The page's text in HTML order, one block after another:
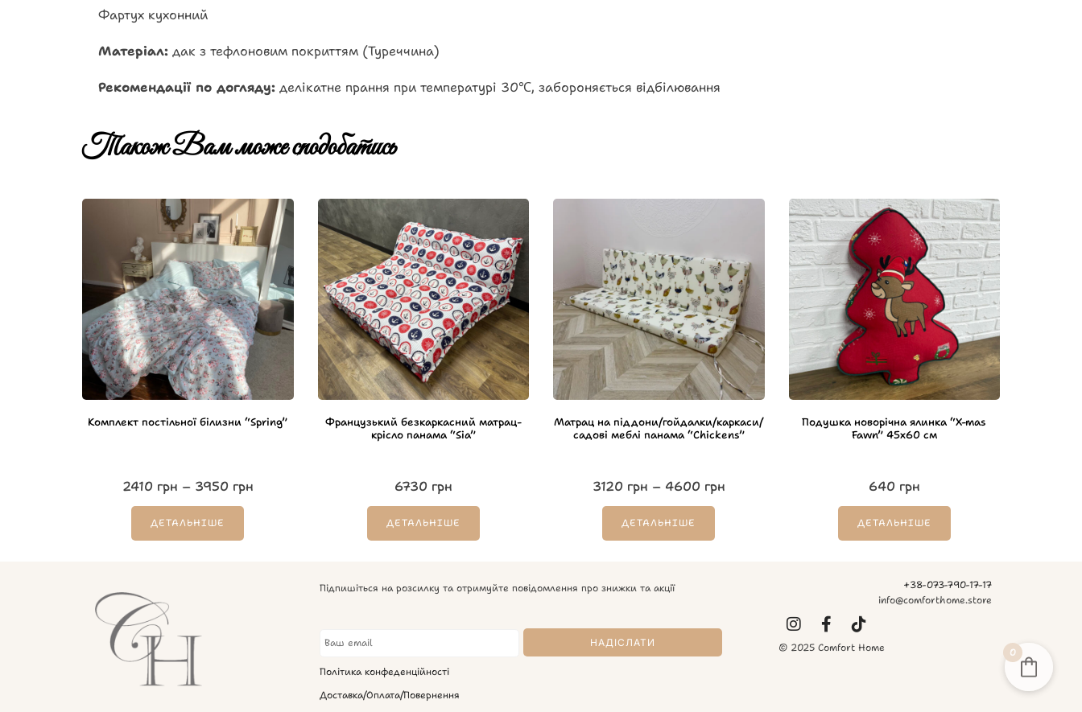
Фартух кухонний
Матеріал: дак з тефлоновим покриттям (Туреччина)
Рекомендації по догляду: делікатне прання при температурі 30℃, забороняється відбілювання
Також Вам може сподобатись
Комплект постільної білизни “Spring”
2410 грн – 3950 грн
ДЕТАЛЬНІШЕ
Французький безкаркасний матрац-
крісло панама “Sia”
6730 грн
ДЕТАЛЬНІШЕ
Матрац на піддони/гойдалки/каркаси/
садові меблі панама “Chickens”
3120 грн – 4600 грн
ДЕТАЛЬНІШЕ
Подушка новорічна ялинка “X-mas
Fawn” 45х60 см
640 грн
ДЕТАЛЬНІШЕ
Підпишіться на розсилку та отримуйте повідомлення про знижки та акції
Політика конфеденційності
Доставка/Оплата/Повернення
+38-073-790-17-17
info@comforthome.store
© 2025 Comfort Home 0